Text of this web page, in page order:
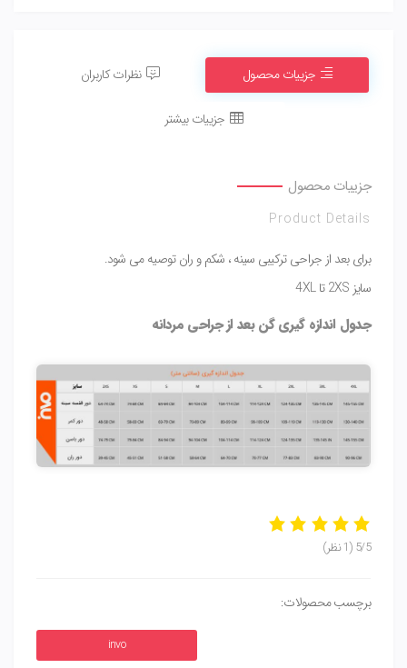
جزییات محصول نظرات کاربران
جزییات بیشتر
جزییات محصول
Product Details
برای بعد از جراحی ترکیبی سینه ، شکم و ران توصیه می شود.
سایز 2XS تا 4XL
جدول اندازه گیری گن بعد از جراحی مردانه
5/5 (1 نظر)
برچسب محصولات:
invo